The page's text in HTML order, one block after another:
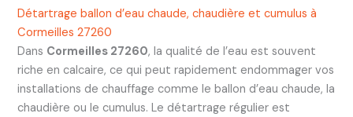
Détartrage ballon d’eau chaude, chaudière et cumulus à
Cormeilles 27260
Dans Cormeilles 27260, la qualité de l’eau est souvent
riche en calcaire, ce qui peut rapidement endommager vos
installations de chauffage comme le ballon d’eau chaude, la
chaudière ou le cumulus. Le détartrage régulier est